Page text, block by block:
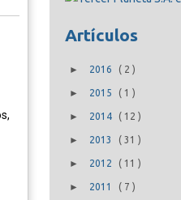
Artículos
► 2016 ( 2)
► 2015 ( 1)
► 2014 ( 12)
► 2013 (31)
► 2012 ( 11)
► 2011 ( 7)